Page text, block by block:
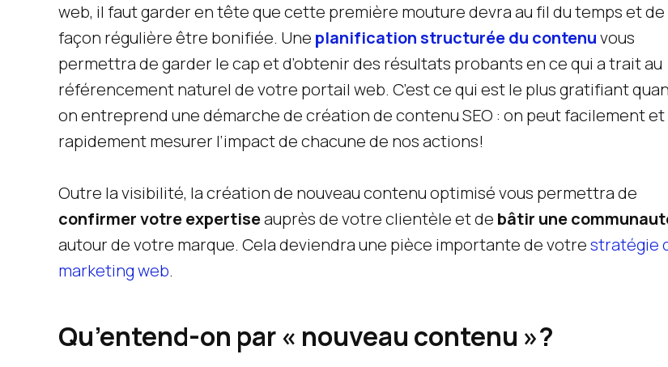
web, il faut garder en tête que cette première mouture devra au fil du temps et de
façon régulière être bonifiée. Une planification structurée du contenuvous
permettra de garder le cap et d’obtenir des résultats probants en ce qui a trait au
référencement naturel de votre portail web. C’est ce qui est le plus gratifiant
on entreprend une démarche de création de contenu SEO : on peut facilement et
rapidement mesurer l’impact de chacune de nos actions!
Outre la visibilité, la création de nouveau contenu optimisé vous permettra de
confirmer votre expertiseauprès de votre clientèle et de bâtir une
autour de votre marque. Cela deviendra une pièce importante de votrestratégie
marketing web.
Qu’entend-on par « nouveau contenu »?